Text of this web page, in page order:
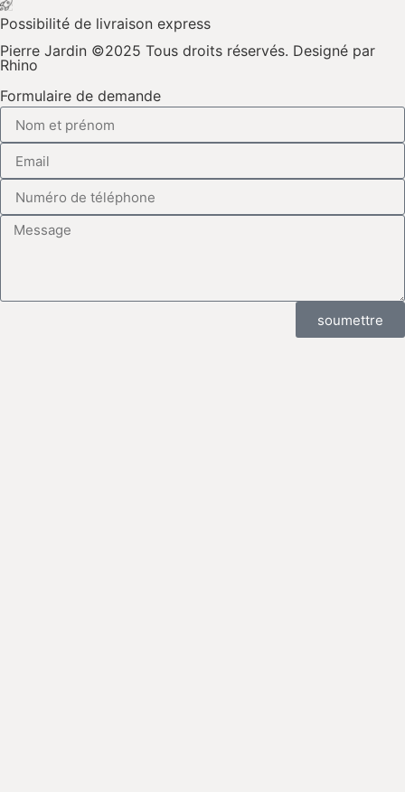
Possibilité de livraison express
Pierre Jardin ©2025 Tous droits réservés. Designé par
Rhino
Formulaire de demande
soumettre